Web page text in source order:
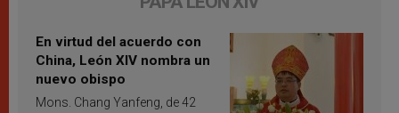
En virtud del acuerdo con
China, León XIV nombra un
nuevo obispo
Mons. Chang Yanfeng, de 42